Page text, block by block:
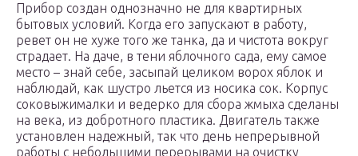
Прибор создан однозначно не для квартирных
бытовых условий. Когда его запускают в работу,
ревет он не хуже того же танка, да и чистота вокруг
страдает. На даче, в тени яблочного сада, ему самое
место – знай себе, засыпай целиком ворох яблок и
наблюдай, как шустро льется из носика сок. Корпус
соковыжималки и ведерко для сбора жмыха сделаны
на века, из добротного пластика. Двигатель также
установлен надежный, так что день непрерывной
работы с небольшими перерывами на очистку